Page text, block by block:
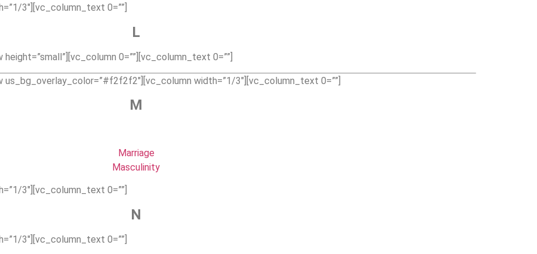
3″][vc_column_text 0=””]
L
0=””][vc_column_text 0=””]
width=”1/3″][vc_column_text 0=””]
M
Marriage
Masculinity
3″][vc_column_text 0=””]
N
3″][vc_column_text 0=””]